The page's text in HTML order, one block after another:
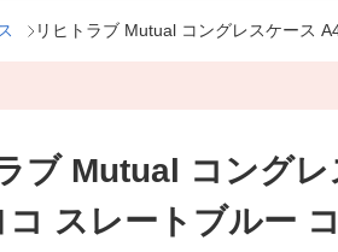
リヒトラブ Mutual コングレスケース
ブ Mutual コングレ
スレートブルー